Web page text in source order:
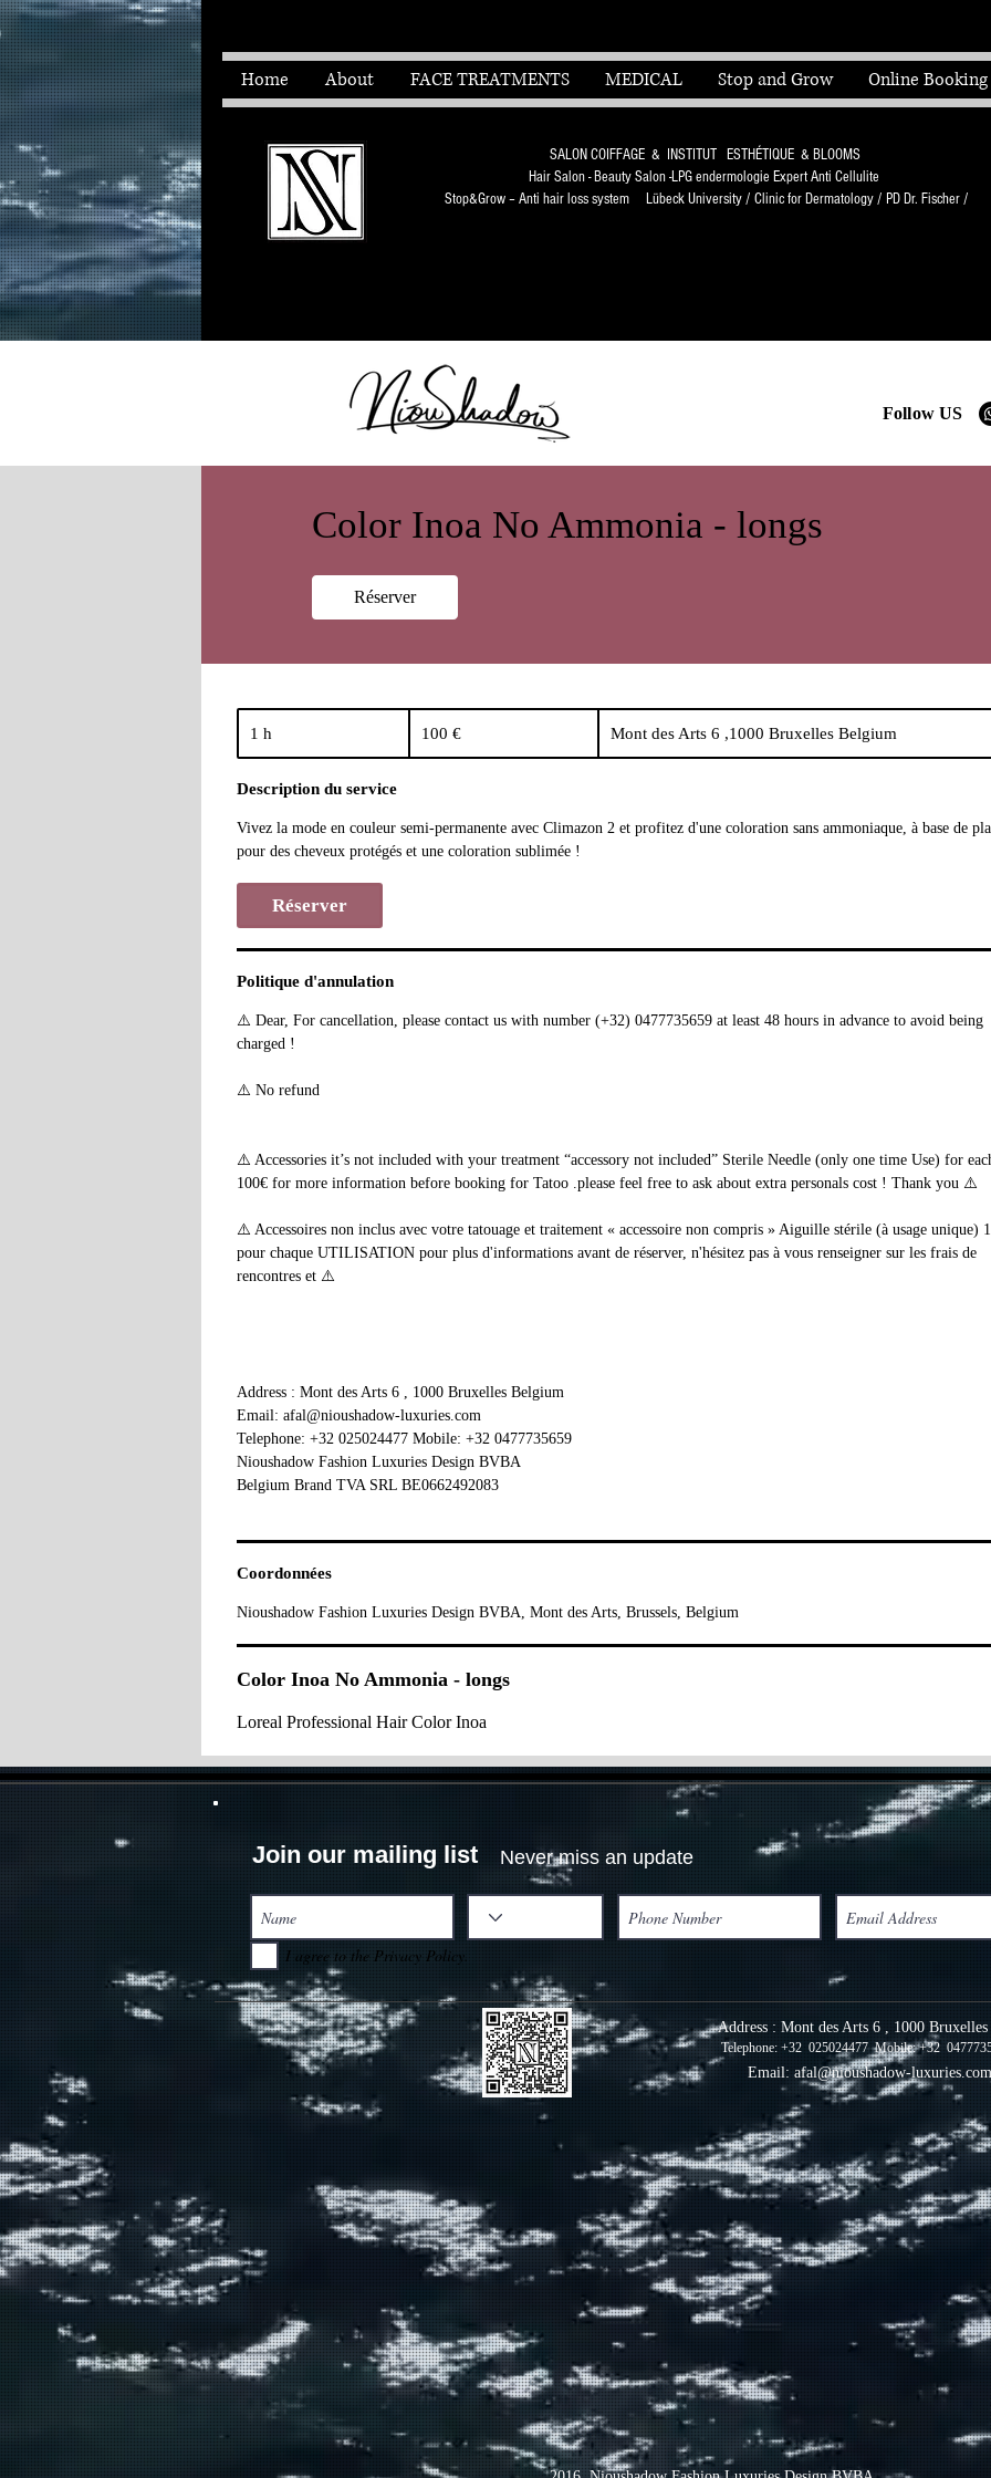
Home About FACE TREATMENTS MEDICAL Stop and Grow Online Booking
SALON COIFFAGE & INSTITUT ESTHÉTIQUE & BLOOMS
Hair Salon - Beauty Salon -LPG endermologie Expert Anti Cellulite
Stop&Grow – Anti hair loss system Lübeck University / Clinic for Dermatology / PD Dr. Fischer /
Follow US
Color Inoa No Ammonia - longs
Réserver
1 h
euros
100 € Mont des Arts 6 ,1000 Bruxelles Belgium
Description du service
Vivez la mode en couleur semi-permanente avec Climazon 2 et profitez d'une coloration sans ammoniaque, à base de
pour des cheveux protégés et une coloration sublimée !
Réserver
Politique d'annulation
⚠️ Dear, For cancellation, please contact us with number (+32) 0477735659 at least 48 hours in advance to avoid being
charged !
⚠️ No refund
⚠️ Accessories it’s not included with your treatment “accessory not included” Sterile Needle (only one time Use) for
100€ for more information before booking for Tatoo .please feel free to ask about extra personals cost ! Thank you ⚠️
⚠️ Accessoires non inclus avec votre tatouage et traitement « accessoire non compris » Aiguille stérile (à usage unique)
pour chaque UTILISATION pour plus d'informations avant de réserver, n'hésitez pas à vous renseigner sur les frais de
rencontres et ⚠️
Address : Mont des Arts 6 , 1000 Bruxelles Belgium
Email: afal@nioushadow-luxuries.com
Telephone: +32 025024477 Mobile: +32 0477735659
Nioushadow Fashion Luxuries Design BVBA
Belgium Brand TVA SRL BE0662492083
Coordonnées
Nioushadow Fashion Luxuries Design BVBA, Mont des Arts, Brussels, Belgium
Color Inoa No Ammonia - longs
Loreal Professional Hair Color Inoa
Join our mailing list Never miss an update
I agree to the Privacy Policy.
Address : Mont des Arts 6 , 1000
Telephone: +32 025024477 Mobile: +32
Email: afal@nioushadow-luxuries.com